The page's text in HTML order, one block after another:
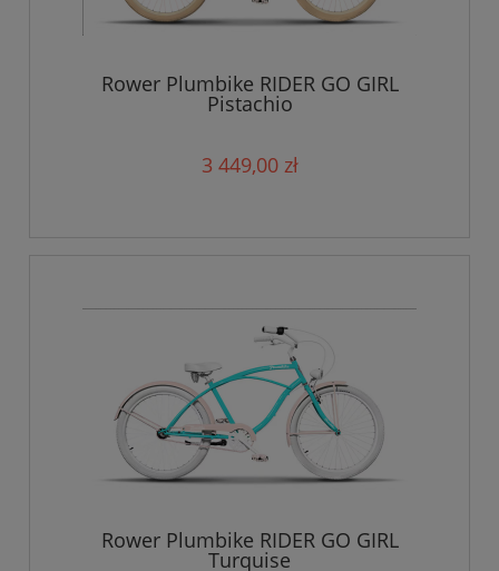
Rower Plumbike RIDER GO GIRL
Pistachio
3 449,00 zł
Rower Plumbike RIDER GO GIRL
Turquise